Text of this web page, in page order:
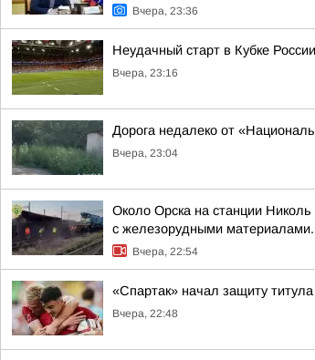
Вчера, 23:36
Неудачный старт в Кубке России
Вчера, 23:16
Дорога недалеко от
Вчера, 23:04
Около Орска на станции
с железорудными материалами.
Вчера, 22:54
«Спартак» начал защиту
Вчера, 22:48